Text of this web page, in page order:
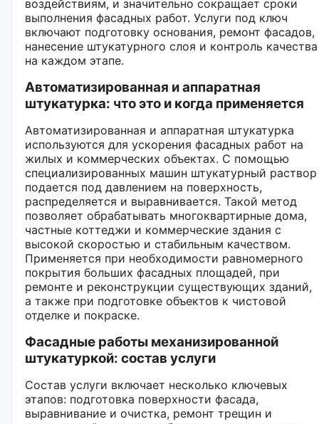
воздействиям, и значительно сокращает сроки
выполнения фасадных работ. Услуги под ключ
включают подготовку основания, ремонт фасадов,
нанесение штукатурного слоя и контроль качества
на каждом этапе.
Автоматизированная и аппаратная
штукатурка: что это и когда применяется
Автоматизированная и аппаратная штукатурка
используются для ускорения фасадных работ на
жилых и коммерческих объектах. С помощью
специализированных машин штукатурный раствор
подается под давлением на поверхность,
распределяется и выравнивается. Такой метод
позволяет обрабатывать многоквартирные дома,
частные коттеджи и коммерческие здания с
высокой скоростью и стабильным качеством.
Применяется при необходимости равномерного
покрытия больших фасадных площадей, при
ремонте и реконструкции существующих зданий,
а также при подготовке объектов к чистовой
отделке и покраске.
Фасадные работы механизированной
штукатуркой: состав услуги
Состав услуги включает несколько ключевых
этапов: подготовка поверхности фасада,
выравнивание и очистка, ремонт трещин и